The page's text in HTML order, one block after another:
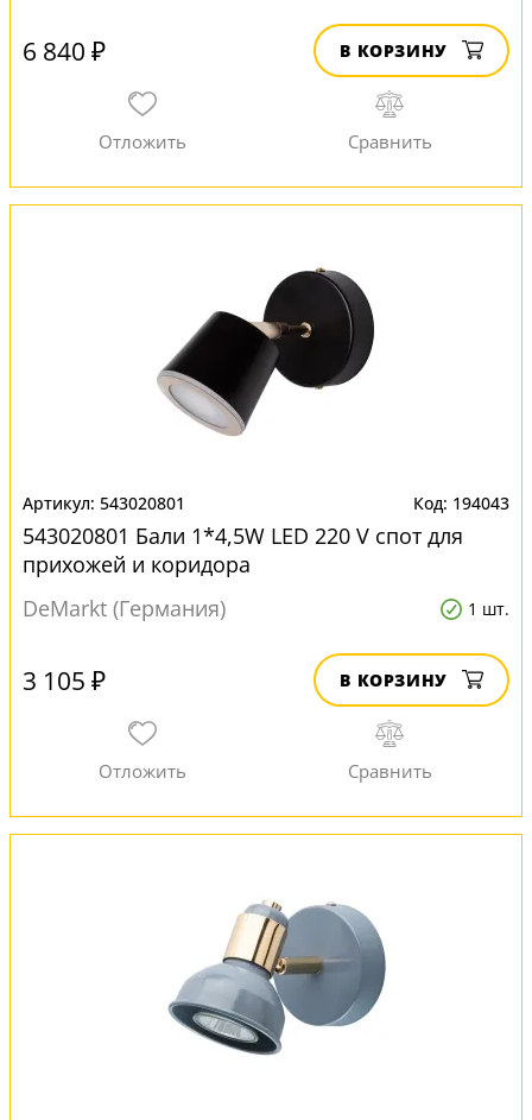
6 840 ₽ В КОРЗИНУ
543020801 194043
543020801 Бали 1*4,5W LED 220 V спот для
прихожей и коридора
DeMarkt (Германия)
1 шт.
3 105 ₽ В КОРЗИНУ